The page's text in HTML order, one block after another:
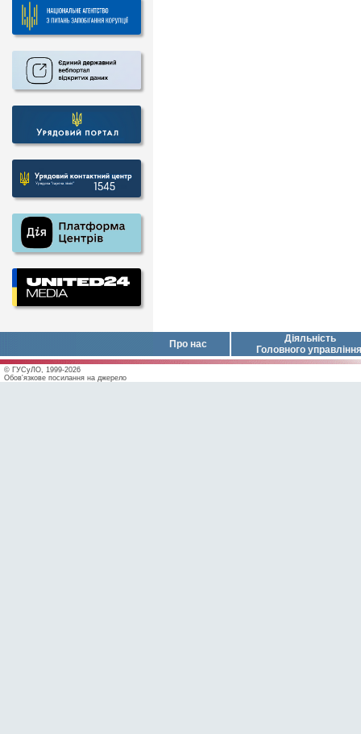
Про нас
Діяльність
Головного управління
© ГУСуЛО, 1999-2026
Обов'язкове посилання на джерело